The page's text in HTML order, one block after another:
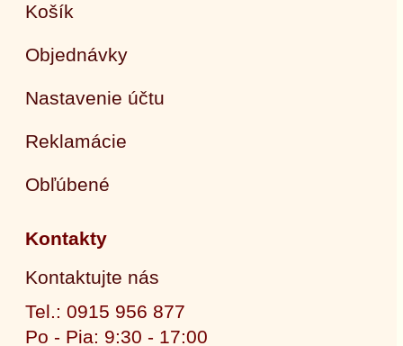
Košík
Objednávky
Nastavenie účtu
Reklamácie
Obľúbené
Kontakty
Kontaktujte nás
Tel.: 0915 956 877
Po - Pia: 9:30 - 17:00